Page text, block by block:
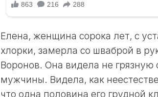
Елена, женщина сорока лет, с
хлорки, замерла со шваброй в
Воронов. Она видела не
мужчины. Видела, как
что одна половина его грудной